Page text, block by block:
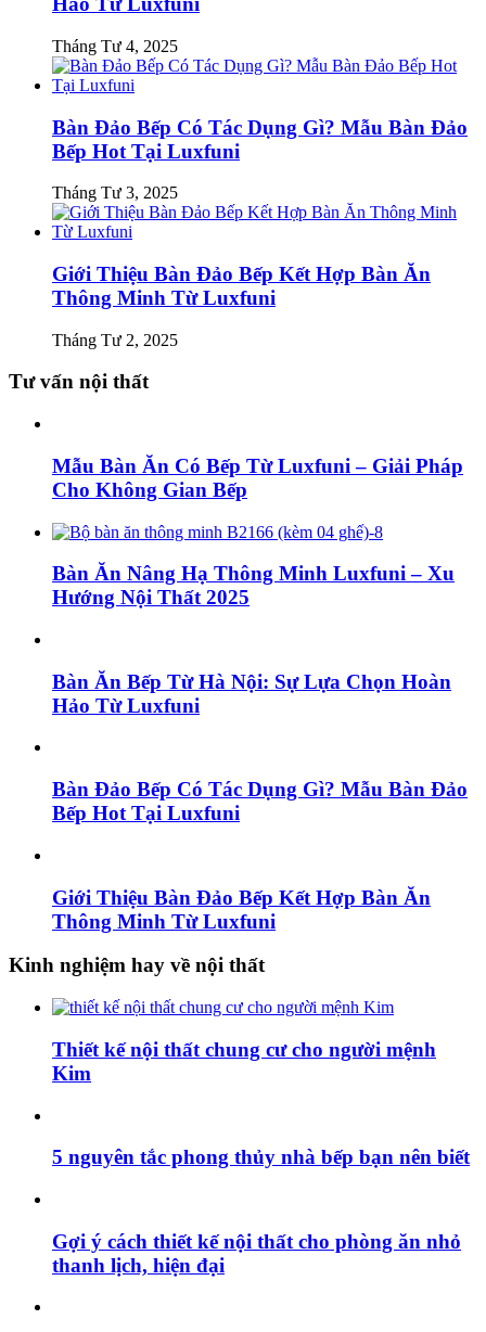
Tháng Tư 4, 2025
Bàn Đảo Bếp Có Tác Dụng Gì? Mẫu Bàn Đảo
Bếp Hot Tại Luxfuni
Tháng Tư 3, 2025
Giới Thiệu Bàn Đảo Bếp Kết Hợp Bàn Ăn
Thông Minh Từ Luxfuni
Tháng Tư 2, 2025
Tư vấn nội thất
Mẫu Bàn Ăn Có Bếp Từ Luxfuni – Giải Pháp
Cho Không Gian Bếp
Bàn Ăn Nâng Hạ Thông Minh Luxfuni – Xu
Hướng Nội Thất 2025
Bàn Ăn Bếp Từ Hà Nội: Sự Lựa Chọn Hoàn
Hảo Từ Luxfuni
Bàn Đảo Bếp Có Tác Dụng Gì? Mẫu Bàn Đảo
Bếp Hot Tại Luxfuni
Giới Thiệu Bàn Đảo Bếp Kết Hợp Bàn Ăn
Thông Minh Từ Luxfuni
Kinh nghiệm hay về nội thất
Thiết kế nội thất chung cư cho người mệnh
Kim
5 nguyên tắc phong thủy nhà bếp bạn nên biết
Gợi ý cách thiết kế nội thất cho phòng ăn nhỏ
thanh lịch, hiện đại